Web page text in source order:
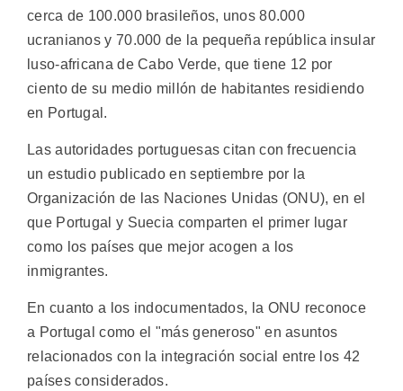
cerca de 100.000 brasileños, unos 80.000
ucranianos y 70.000 de la pequeña república insular
luso-africana de Cabo Verde, que tiene 12 por
ciento de su medio millón de habitantes residiendo
en Portugal.
Las autoridades portuguesas citan con frecuencia
un estudio publicado en septiembre por la
Organización de las Naciones Unidas (ONU), en el
que Portugal y Suecia comparten el primer lugar
como los países que mejor acogen a los
inmigrantes.
En cuanto a los indocumentados, la ONU reconoce
a Portugal como el "más generoso" en asuntos
relacionados con la integración social entre los 42
países considerados.